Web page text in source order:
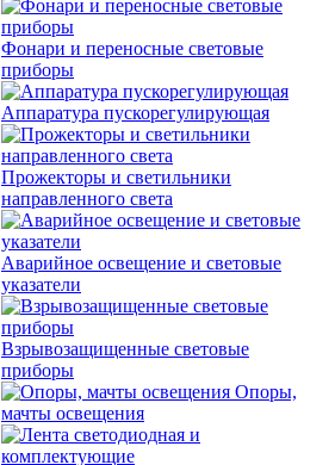
Фонари и переносные световые
приборы
Аппаратура пускорегулирующая
Прожекторы и светильники
направленного света
Аварийное освещение и световые
указатели
Взрывозащищенные световые
приборы
Опоры,
мачты освещения